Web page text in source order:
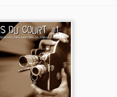
2004au Kino-
d'Ascq